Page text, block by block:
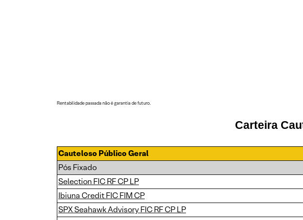
Rentabilidade passada não é garantia de futuro.
Carteira
Cauteloso Público Geral
Pós Fixado
Selection FIC RF CP LP
Ibiuna Credit FIC FIM CP
SPX Seahawk Advisory FIC RF CP LP